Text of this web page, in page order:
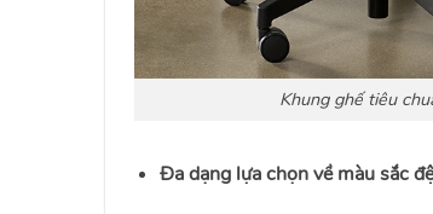
Khung ghế tiêu
Đa dạng lựa chọn về màu sắc